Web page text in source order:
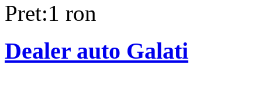
Pret:1 ron
Dealer auto Galati